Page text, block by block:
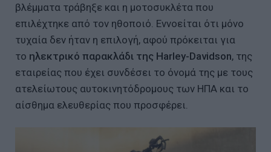
βλέμματα τράβηξε και η μοτοσυκλέτα που
επιλέχτηκε από τον ηθοποιό. Εννοείται ότι μόνο
τυχαία δεν ήταν η επιλογή, αφού πρόκειται για
το ηλεκτρικό παρακλάδι της Harley-Davidson, της
εταιρείας που έχει συνδέσει το όνομά της με τους
ατελείωτους αυτοκινητόδρομους των ΗΠΑ και το
αίσθημα ελευθερίας που προσφέρει.